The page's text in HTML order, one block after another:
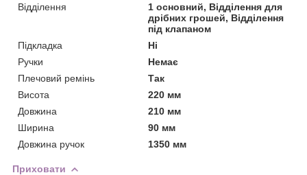
Відділення
1 основний, Відділення для
дрібних грошей, Відділення
під клапаном
Підкладка
Ні
Ручки
Немає
Плечовий ремінь
Так
Висота
220 мм
Довжина
210 мм
Ширина
90 мм
Довжина ручок
1350 мм
Приховати